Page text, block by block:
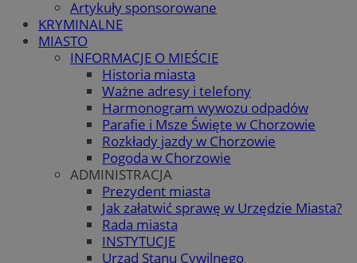
Artykuły sponsorowane
KRYMINALNE
MIASTO
INFORMACJE O MIEŚCIE
Historia miasta
Ważne adresy i telefony
Harmonogram wywozu odpadów
Parafie i Msze Święte w Chorzowie
Rozkłady jazdy w Chorzowie
Pogoda w Chorzowie
ADMINISTRACJA
Prezydent miasta
Jak załatwić sprawę w Urzędzie Miasta?
Rada miasta
INSTYTUCJE
Urząd Stanu Cywilnego